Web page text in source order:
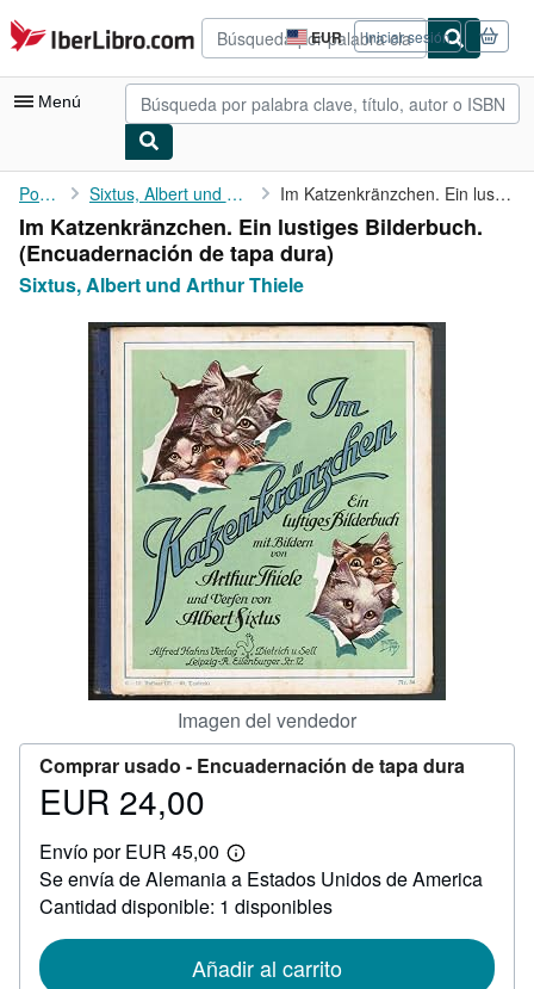
Pasar al contenido principal
IberLibro.com EUR
Preferencias
de
compra
del
Iniciar sesión
Menú
Mi cuenta
Consultar mis pedidos
Búsqueda avanzada
Colecciones
Libros antiguos
Arte y coleccionismo
Comenzar a vender
CERRAR
Portada Sixtus, Albert und Arthur Thiele Im Katzenkränzchen. Ein lustiges Bilderbuch.
Im Katzenkränzchen. Ein lustiges Bilderbuch.
(Encuadernación de tapa dura)
Sixtus, Albert und Arthur Thiele
Imagen del vendedor
Comprar usado - Encuadernación de tapa dura
Precio
24,00
EUR 24,00
Envío por EUR 45,00
Más
información
sobre
las
envío
Se envía de Alemania a Estados Unidos de America
Cantidad disponible: 1 disponibles
Añadir al carrito